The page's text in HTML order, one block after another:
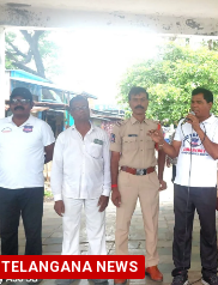
TELANGANA NEWS